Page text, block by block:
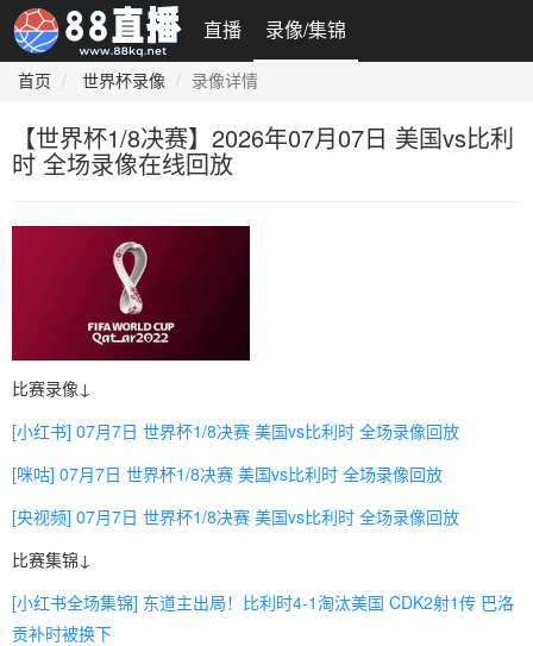
直播 录像/集锦
首页 世界杯录像 录像详情
【世界杯1/8决赛】2026年07月07日 美国vs比利
时 全场录像在线回放
比赛录像↓
[小红书] 07月7日 世界杯1/8决赛 美国vs比利时 全场录像回放
[咪咕] 07月7日 世界杯1/8决赛 美国vs比利时 全场录像回放
[央视频] 07月7日 世界杯1/8决赛 美国vs比利时 全场录像回放
比赛集锦↓
[小红书全场集锦] 东道主出局！比利时4-1淘汰美国 CDK2射1传 巴洛
贡补时被换下